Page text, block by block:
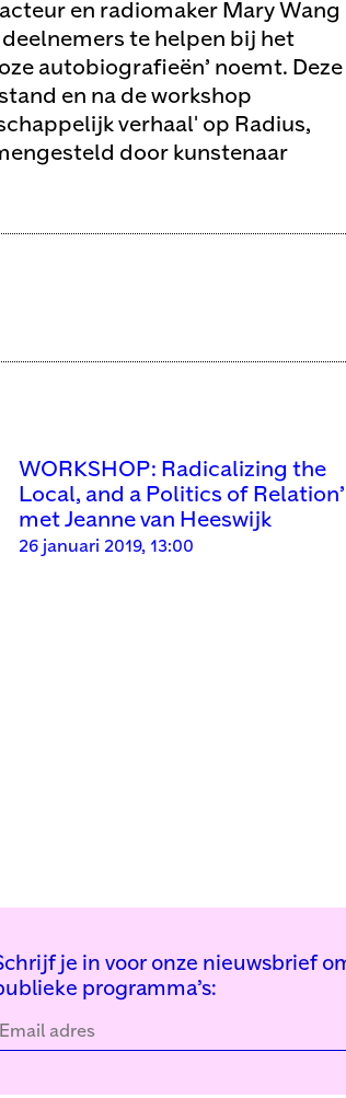
en radiomaker Mary Wang
te helpen bij het
autobiografieën’ noemt. Deze
en na de workshop
verhaal' op Radius,
door kunstenaar
WORKSHOP: Radicalizing the
Local, and a Politics of Relation’
met Jeanne van Heeswijk
26 januari 2019, 13:00
je in voor onze nieuwsbrief
programma’s: